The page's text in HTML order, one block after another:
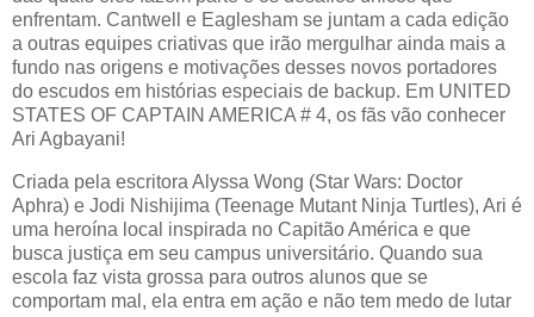
enfrentam. Cantwell e Eaglesham se juntam a cada edição
a outras equipes criativas que irão mergulhar ainda mais a
fundo nas origens e motivações desses novos portadores
do escudos em histórias especiais de backup. Em UNITED
STATES OF CAPTAIN AMERICA # 4, os fãs vão conhecer
Ari Agbayani!
Criada pela escritora Alyssa Wong (Star Wars: Doctor
Aphra) e Jodi Nishijima (Teenage Mutant Ninja Turtles), Ari é
uma heroína local inspirada no Capitão América e que
busca justiça em seu campus universitário. Quando sua
escola faz vista grossa para outros alunos que se
comportam mal, ela entra em ação e não tem medo de lutar